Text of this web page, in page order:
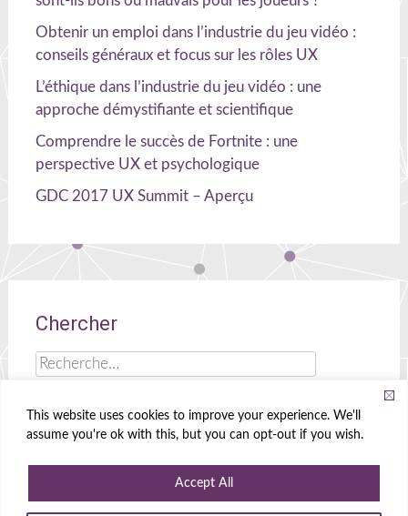
This website uses cookies to improve your experience. We'll
assume you're ok with this, but you can opt-out if you wish.
Accept All
Obtenir un emploi dans l’industrie du jeu vidéo :
conseils généraux et focus sur les rôles UX
L’éthique dans l’industrie du jeu vidéo : une
approche démystifiante et scientifique
Comprendre le succès de Fortnite : une
perspective UX et psychologique
GDC 2017 UX Summit – Aperçu
Chercher
Rechercher :
Celia Hodent|Cerveau, UX et jeux !
ThemeRadiate